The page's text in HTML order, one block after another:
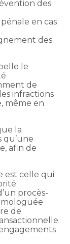
des
en cas
des
le
de
infractions
même en
la
qu’une
afin de
est celle qui
procès-
de